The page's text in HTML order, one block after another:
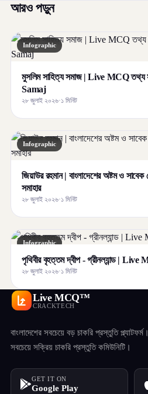
আরও পড়ুন
Infographic
মুসলিম সাহিত্য সমাজ | Live MCQ
Samaj
২৮ জুলাই ২০২৬·১ মিনিট
Infographic
জিয়াউর রহমান | বাংলাদেশের অষ্টম ও
সমাহার
২৮ জুলাই ২০২৬·১ মিনিট
Infographic
পৃথিবীর বৃহত্তম দ্বীপ - গ্রীনল্যান্ড | Live
২৮ জুলাই ২০২৬·১ মিনিট
Live MCQ™
CRACKTECH
বাংলাদেশের সবচেয়ে বড় চাকরি প্রস্তুতি
সবচেয়ে সক্রিয় চাকরি প্রস্তুতি কমিউনিটি।
GET IT ON
Google Play